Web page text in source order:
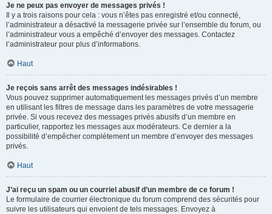
Je ne peux pas envoyer de messages privés !
Il y a trois raisons pour cela : vous n’êtes pas enregistré et/ou connecté,
l’administrateur a désactivé la messagerie privée sur l’ensemble du forum, ou
l’administrateur vous a empêché d’envoyer des messages. Contactez
l’administrateur pour plus d’informations.
Haut
Je reçois sans arrêt des messages indésirables !
Vous pouvez supprimer automatiquement les messages privés d’un membre
en utilisant les filtres de message dans les paramètres de votre messagerie
privée. Si vous recevez des messages privés abusifs d’un membre en
particulier, rapportez les messages aux modérateurs. Ce dernier a la
possibilité d’empêcher complètement un membre d’envoyer des messages
privés.
Haut
J’ai reçu un spam ou un courriel abusif d’un membre de ce forum !
Le formulaire de courrier électronique du forum comprend des sécurités pour
suivre les utilisateurs qui envoient de tels messages. Envoyez à